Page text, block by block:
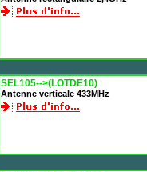
SEL105-->(LOTDE10)
Antenne verticale 433MHz